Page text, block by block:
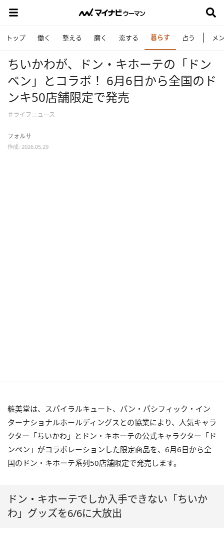
トップ 働く 整える 磨く 恋する 暮らす 占う メ
ちいかわが、ドン・キホーテの「ドン
ペン」とコラボ！ 6月6日から全国のド
ンキ50店舗限定で発売
＃ライフニュース
フォルサ
作成: 2026.05.29
粧美堂は、スパイラルキュート、パン・パシフィック・イン
ターナショナルホールディングスとの協業により、人気キャラ
クター「ちいかわ」とドン・キホーテの公式キャラクター「ド
ンペン」がコラボレーションした限定商品を、6月6日から全
国のドン・キホーテ系列50店舗限定で発売します。
ドン・キホーテでしか入手できない「ちいか
わ」グッズを6/6に大放出